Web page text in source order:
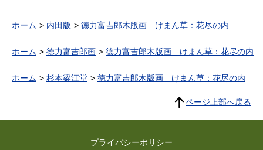
ホーム 内田版 徳力富吉郎木版画 けまん草：花尽の内
ホーム 徳力富吉郎画 徳力富吉郎木版画 けまん草：花尽の内
ホーム 杉本梁江堂 徳力富吉郎木版画 けまん草：花尽の内
ページ上部へ戻る
プライバシーポリシー